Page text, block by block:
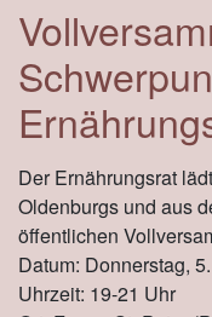
Der Ernährungsrat
Oldenburgs und aus
öffentlichen
Datum: Donnerstag,
Uhrzeit: 19-21 Uhr